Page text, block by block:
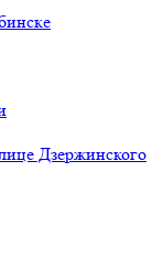
Дзержинского